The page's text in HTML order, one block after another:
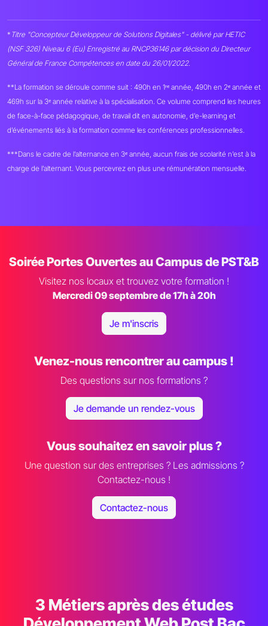
* Titre "Concepteur Développeur de Solutions Digitales" - délivré par HETIC
(NSF 326) Niveau 6 (Eu) Enregistré au RNCP36146 par décision du Directeur
Général de France Compétences en date du 26/01/2022.
**La formation se déroule comme suit : 490h en 1ʳᵉ année, 490h en 2ᵉ année et
469h sur la 3ᵉ année relative à la spécialisation. Ce volume comprend les heures
de face-à-face pédagogique, de travail dit en autonomie, d’e-learning et
d’événements liés à la formation comme les conférences professionnelles.
***Dans le cadre de l’alternance en 3ᵉ année, aucun frais de scolarité n’est à la
charge de l’alternant. Vous percevrez en plus une rémunération mensuelle.
Soirée Portes Ouvertes au Campus de PST&B
Visitez nos locaux et trouvez votre formation !
Mercredi 09 septembre de 17h à 20h
Je m'inscris
Venez-nous rencontrer au campus !
Des questions sur nos formations ?
Je demande un rendez-vous
Vous souhaitez en savoir plus ?
Une question sur des entreprises ? Les admissions ?
Contactez-nous !
Contactez-nous
3 Métiers après des études